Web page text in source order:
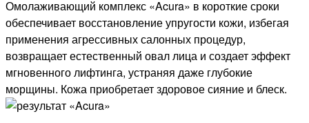
Омолаживающий комплекс «Acura» в короткие сроки
обеспечивает восстановление упругости кожи, избегая
применения агрессивных салонных процедур,
возвращает естественный овал лица и создает эффект
мгновенного лифтинга, устраняя даже глубокие
морщины. Кожа приобретает здоровое сияние и блеск.